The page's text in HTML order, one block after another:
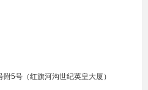
号（红旗河沟世纪英皇大厦）